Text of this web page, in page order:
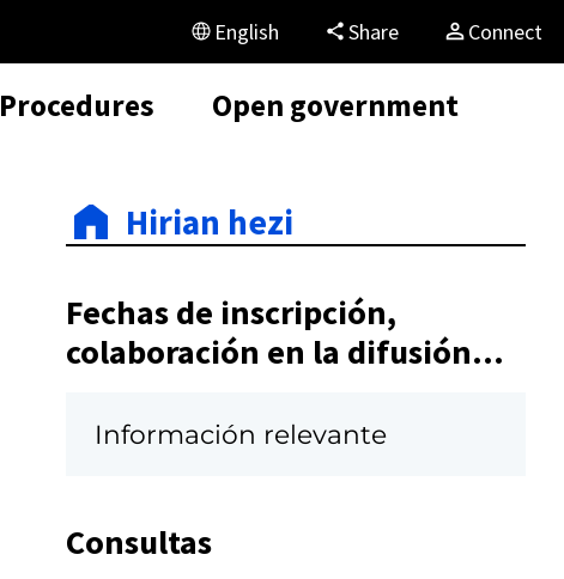
English Share Connect
Procedures Open government
Hirian hezi
Fechas de inscripción,
colaboración en la difusión...
Información relevante
Consultas